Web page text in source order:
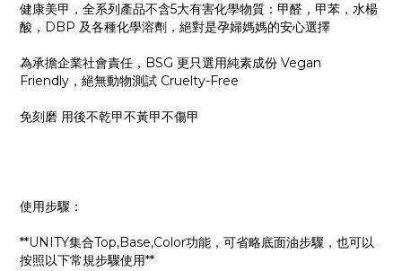
健康美甲，全系列產品不含5大有害化學物質：甲醛，甲苯，水楊
酸，DBP 及各種化學溶劑，絕對是孕婦媽媽的安心選擇
為承擔企業社會責任，BSG 更只選用純素成份 Vegan
Friendly，絕無動物測試 Cruelty-Free
免刻磨 用後不乾甲不黃甲不傷甲
使用步驟：
**UNITY集合Top,Base,Color功能，可省略底面油步驟，也可以
按照以下常規步驟使用**